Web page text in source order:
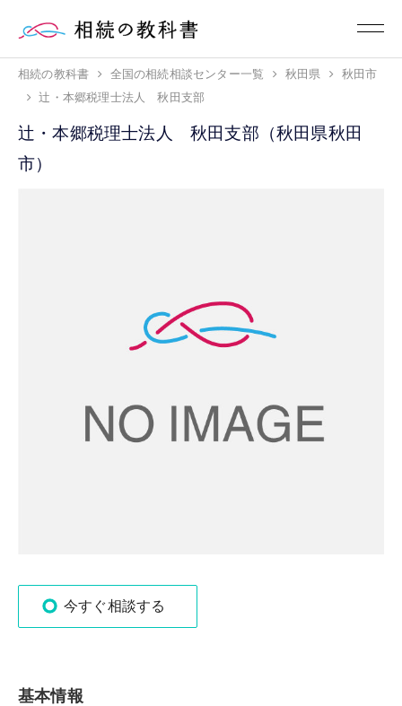
相続の教科書 全国の相続相談センター一覧 秋田県
秋田市
辻・本郷税理士法人 秋田支部
辻・本郷税理士法人 秋田支部（秋田県秋田
市）
今すぐ相談する
基本情報